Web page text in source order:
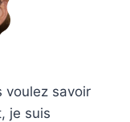
voulez savoir
je suis